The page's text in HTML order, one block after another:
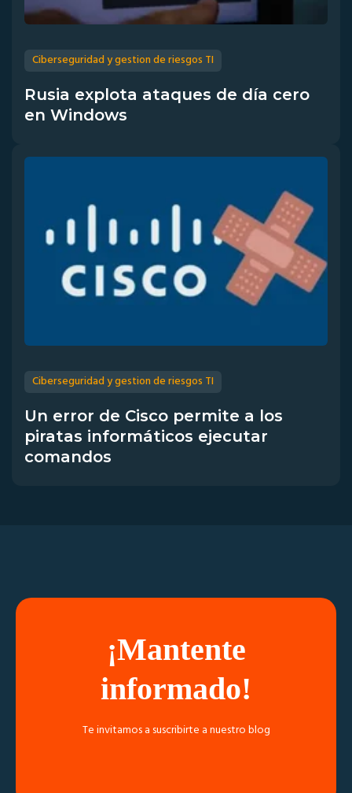
Ciberseguridad y gestion de riesgos TI
Rusia explota ataques de día cero
en Windows
Ciberseguridad y gestion de riesgos TI
Un error de Cisco permite a los
piratas informáticos ejecutar
comandos
¡Mantente
informado!
Te invitamos a suscribirte a nuestro blog